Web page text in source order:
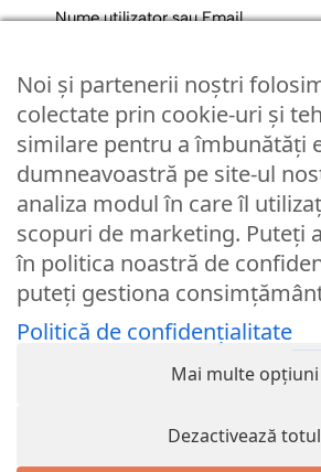
Nume utilizator sau Email
Parola
Remember Me
Logare
Lost your password?
© Partybaloane.ro - Toate
Noi și partenerii noștri
colectate prin cookie-uri și
similare pentru a îmbunătăți
dumneavoastră pe site-ul
analiza modul în care îl
scopuri de marketing. Puteți
în politica noastră de
puteți gestiona
Politică de confidențialitate
Mai multe opțiuni
Dezactivează totul